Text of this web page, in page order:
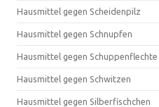
Hausmittel gegen Scheidenpilz
Hausmittel gegen Schnupfen
Hausmittel gegen Schuppenflechte
Hausmittel gegen Schwitzen
Hausmittel gegen Silberfischchen